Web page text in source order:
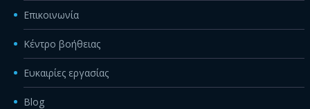
Επικοινωνία
Κέντρο βοήθειας
Ευκαιρίες εργασίας
Blog